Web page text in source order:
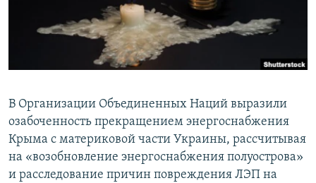
ПОБЕДИТЕЛЕЙ НЕ СУДЯТ?
КРЫМ.НЕПОКОРЕННЫЙ
Все сайты RFE/RL
В Организации Объединенных Наций выразили
озабоченность прекращением энергоснабжения
Крыма с материковой части Украины, рассчитывая
на «возобновление энергоснабжения полуострова»
и расследование причин повреждения ЛЭП на